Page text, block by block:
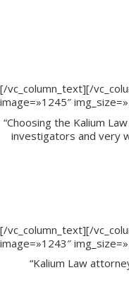
[/vc_column_text][/
image=»1245″
“Choosing the Kalium
investigators and very
[/vc_column_text][/
image=»1243″
“Kalium Law